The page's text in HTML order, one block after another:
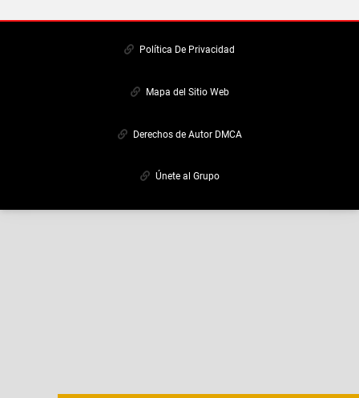
Política De Privacidad
Mapa del Sitio Web
Derechos de Autor DMCA
Únete al Grupo